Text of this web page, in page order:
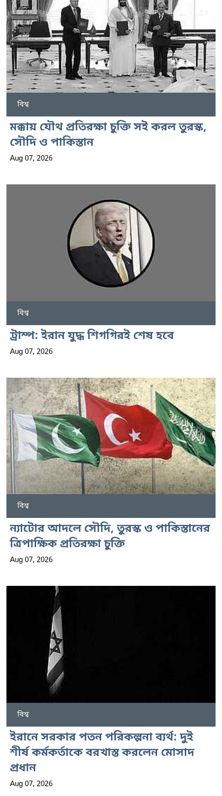
বিশ্ব
মক্কায় যৌথ প্রতিরক্ষা চুক্তি সই করল তুরস্ক,
সৌদি ও পাকিস্তান
Aug 07, 2026
বিশ্ব
ট্রাম্প: ইরান যুদ্ধ শিগগিরই শেষ হবে
Aug 07, 2026
বিশ্ব
ন্যাটোর আদলে সৌদি, তুরস্ক ও পাকিস্তানের
ত্রিপাক্ষিক প্রতিরক্ষা চুক্তি
Aug 07, 2026
বিশ্ব
ইরানে সরকার পতন পরিকল্পনা ব্যর্থ: দুই
শীর্ষ কর্মকর্তাকে বরখাস্ত করলেন মোসাদ
প্রধান
Aug 07, 2026